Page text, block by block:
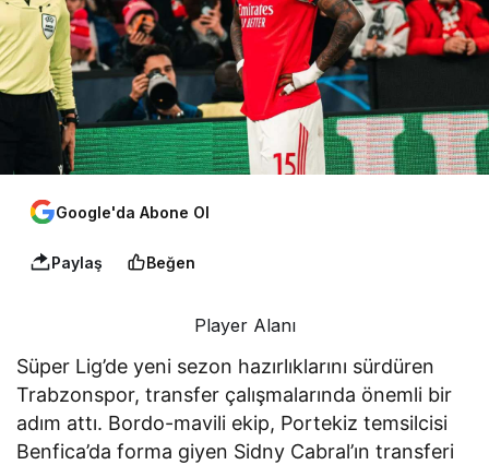
Google'da Abone Ol
Paylaş Beğen
Player Alanı
Süper Lig’de yeni sezon hazırlıklarını sürdüren
Trabzonspor, transfer çalışmalarında önemli bir
adım attı. Bordo-mavili ekip, Portekiz temsilcisi
Benfica’da forma giyen Sidny Cabral’ın transferi